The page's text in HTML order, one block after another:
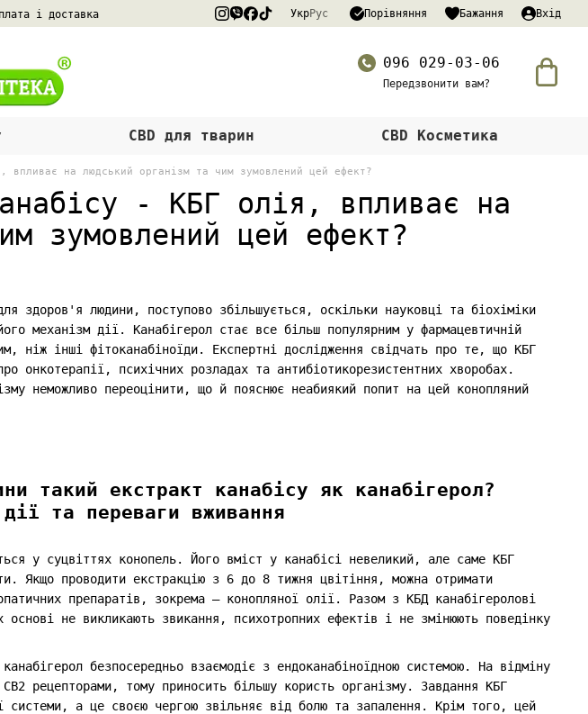
і доставка
УкрРус Порівняння Бажання Вхід
096 029-03-06
Передзвонити вам?
CBD для тварин CBD Косметика
на людський організм та чим зумовлений цей ефект?
- КБГ олія, впливає на
зумовлений цей ефект?
здоров'я людини, поступово збільшується, оскільки науковці та біохіміки
механізм дії. Канабігерол стає все більш популярним у фармацевтичній
ніж інші фітоканабіноїди. Експертні дослідження свідчать про те, що КБГ
онкотерапії, психічних розладах та антибіотикорезистентних хворобах.
неможливо переоцінити, що й пояснює неабиякий попит на цей конопляний
такий екстракт канабісу як канабігерол?
та переваги вживання
у суцвіттях конопель. Його вміст у канабісі невеликий, але саме КБГ
Якщо проводити екстракцію з 6 до 8 тижня цвітіння, можна отримати
препаратів, зокрема – конопляної олії. Разом з КБД канабігеролові
не викликають звикання, психотропних ефектів і не змінюють поведінку
безпосередньо взаємодіє з ендоканабіноїдною системою. На відміну
рецепторами, тому приносить більшу користь організму. Завдання КБГ
системи, а це своєю чергою звільняє від болю та запалення. Крім того, цей